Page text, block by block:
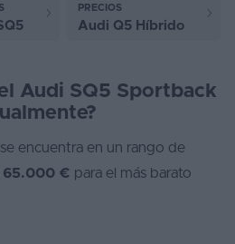
PRECIOS
Audi Q5 Híbrido
Audi SQ5 Sportback
se encuentra en un rango de
65.000 € para el más barato